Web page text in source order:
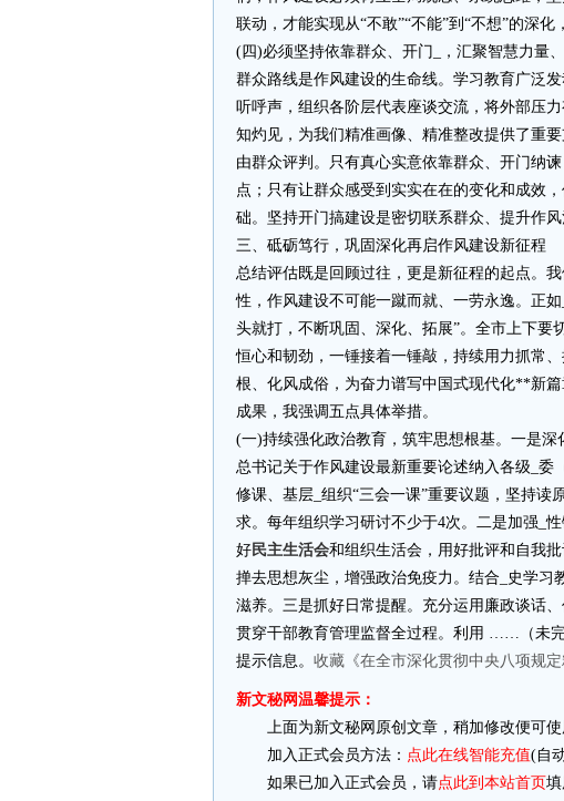
联动，才能实现从“不敢”“不能”到“不想”的深
(四)必须坚持依靠群众、开门_，汇聚智慧力量
群众路线是作风建设的生命线。学习教育广泛
听呼声，组织各阶层代表座谈交流，将外部压
知灼见，为我们精准画像、精准整改提供了重
由群众评判。只有真心实意依靠群众、开门纳
点；只有让群众感受到实实在在的变化和成效
础。坚持开门搞建设是密切联系群众、提升作风
三、砥砺笃行，巩固深化再启作风建设新征程
总结评估既是回顾过往，更是新征程的起点。
性，作风建设不可能一蹴而就、一劳永逸。正
头就打，不断巩固、深化、拓展”。全市上下要
恒心和韧劲，一锤接着一锤敲，持续用力抓常
根、化风成俗，为奋力谱写中国式现代化**新
成果，我强调五点具体举措。
(一)持续强化政治教育，筑牢思想根基。一是深
总书记关于作风建设最新重要论述纳入各级_
修课、基层_组织“三会一课”重要议题，坚持
求。每年组织学习研讨不少于4次。二是加强_
好民主生活会和组织生活会，用好批评和自我
掸去思想灰尘，增强政治免疫力。结合_史学
滋养。三是抓好日常提醒。充分运用廉政谈话
贯穿干部教育管理监督全过程。利用 ……（未
提示信息。 收藏《在全市深化贯彻中央八项规
新文秘网温馨提示：
上面为新文秘网原创文章，稍加修改便可使
加入正式会员方法： 点此在线智能充值(自
如果已加入正式会员，请点此到本站首页